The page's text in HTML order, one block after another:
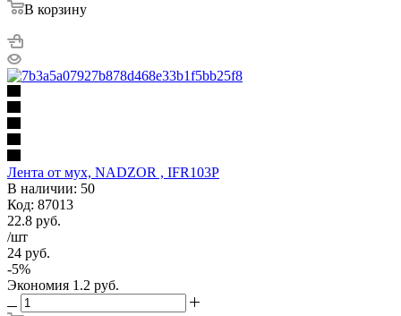
В корзину
Лента от мух, NADZOR , IFR103P
В наличии: 50
Код: 87013
22.8 руб.
/шт
24 руб.
-5%
Экономия 1.2 руб.